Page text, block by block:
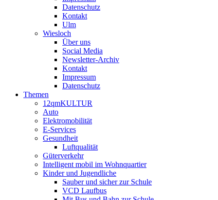
Datenschutz
Kontakt
Ulm
Wiesloch
Über uns
Social Media
Newsletter-Archiv
Kontakt
Impressum
Datenschutz
Themen
12qmKULTUR
Auto
Elektromobilität
E-Services
Gesundheit
Luftqualität
Güterverkehr
Intelligent mobil im Wohnquartier
Kinder und Jugendliche
Sauber und sicher zur Schule
VCD Laufbus